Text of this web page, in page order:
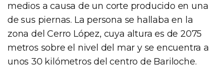
medios a causa de un corte producido en una
de sus piernas. La persona se hallaba en la
zona del Cerro López, cuya altura es de 2075
metros sobre el nivel del mar y se encuentra a
unos 30 kilómetros del centro de Bariloche.